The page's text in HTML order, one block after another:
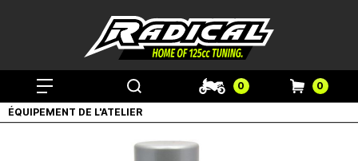
0 0
ÉQUIPEMENT DE L'ATELIER